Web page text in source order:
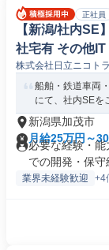
正社員
【新潟/社内SE
社宅有 その他IT
株式会社日立ニコト
船舶・鉄道車両
にて、社内SEを
新潟県加茂市
月給25万円～
必要な経験・
での開発・保守
業界未経験歓迎 +4